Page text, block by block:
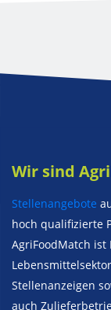
Wir sind
Stellenangebote
hoch qualifizierte
AgriFoodMatch
Stellenanzeigen
auch